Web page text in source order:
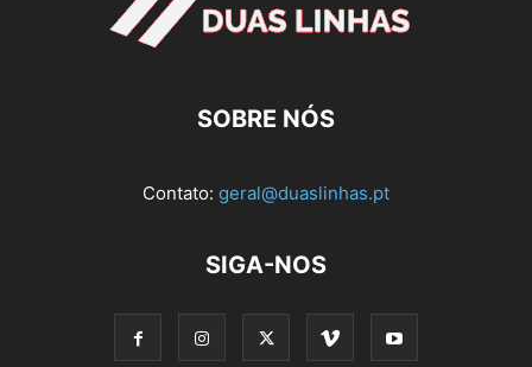
SOBRE NÓS
Contato: geral@duaslinhas.pt
SIGA-NOS